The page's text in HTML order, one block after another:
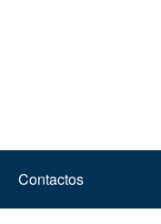
Contactos